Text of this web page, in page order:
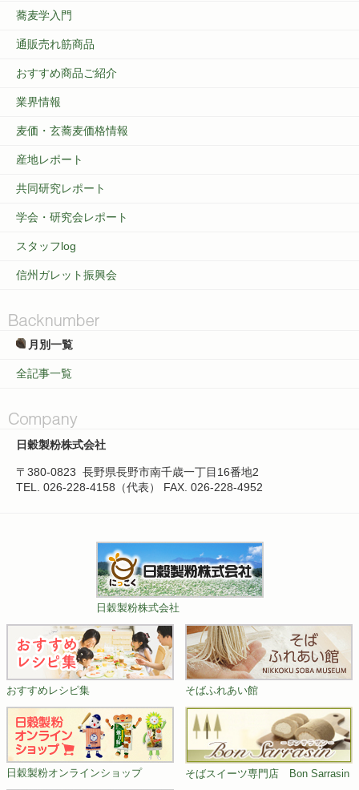
蕎麦学入門
通販売れ筋商品
おすすめ商品ご紹介
業界情報
麦価・玄蕎麦価格情報
産地レポート
共同研究レポート
学会・研究会レポート
スタッフlog
信州ガレット振興会
月別一覧
全記事一覧
日穀製粉株式会社
〒380-0823 長野県長野市南千歳一丁目16番地2
TEL. 026-228-4158（代表）
FAX. 026-228-4952
日穀製粉株式会社
おすすめレシピ集 そばふれあい館
日穀製粉オンラインショップ そばスイーツ専門店 Bon Sarrasin